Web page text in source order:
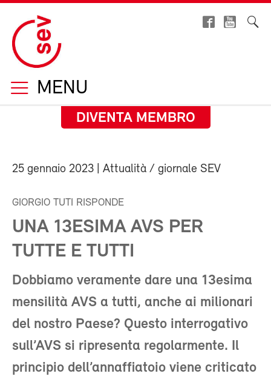
MENU
DIVENTA MEMBRO
25 gennaio 2023 | Attualità / giornale SEV
GIORGIO TUTI RISPONDE
UNA 13ESIMA AVS PER
TUTTE E TUTTI
Dobbiamo veramente dare una 13esima
mensilità AVS a tutti, anche ai milionari
del nostro Paese? Questo interrogativo
sull’AVS si ripresenta regolarmente. Il
principio dell’annaffiatoio viene criticato